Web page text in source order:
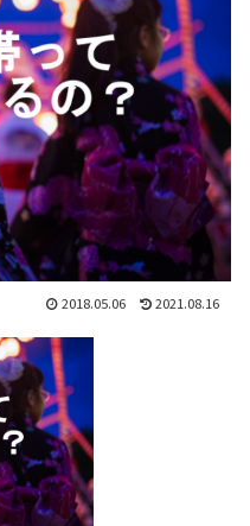
2018.05.06 2021.08.16